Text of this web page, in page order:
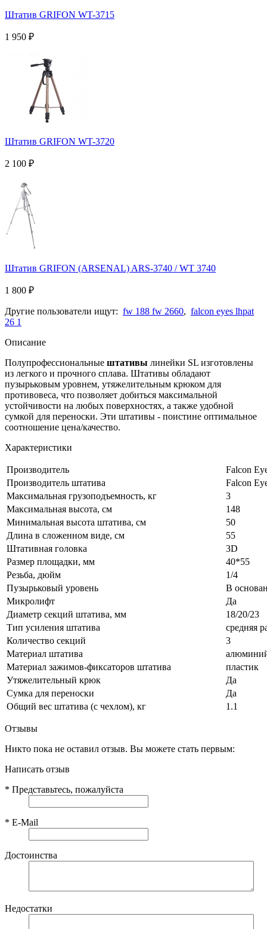
Штатив GRIFON WT-3715
1 950 ₽
Штатив GRIFON WT-3720
2 100 ₽
Штатив GRIFON (ARSENAL) ARS-3740 / WT 3740
1 800 ₽
Другие пользователи ищут: fw 188 fw 2660, falcon eyes lhpat
26 1
Описание
Полупрофессиональные штативы линейки SL изготовлены
из легкого и прочного сплава. Штативы обладают
пузырьковым уровнем, утяжелительным крюком для
противовеса, что позволяет добиться максимальной
устойчивости на любых поверхностях, а также удобной
сумкой для переноски. Эти штативы - поистине оптимальное
соотношение цена/качество.
Характеристики
Производитель
Falcon
Производитель штатива
Falcon
Максимальная грузоподъемность, кг
3
Максимальная высота, см
148
Минимальная высота штатива, см
50
Длина в сложенном виде, см
55
Штативная головка
3D
Размер площадки, мм
40*55
Резьба, дюйм
1/4
Пузырьковый уровень
В
Микролифт
Да
Диаметр секций штатива, мм
18/20/23
Тип усиления штатива
средняя
Количество секций
3
Материал штатива
Материал зажимов-фиксаторов штатива
пластик
Утяжелительный крюк
Да
Сумка для переноски
Да
Общий вес штатива (с чехлом), кг
1.1
Отзывы
Никто пока не оставил отзыв. Вы можете стать первым:
Написать отзыв
* Представьтесь, пожалуйста
* E-Mail
Достоинства
Недостатки